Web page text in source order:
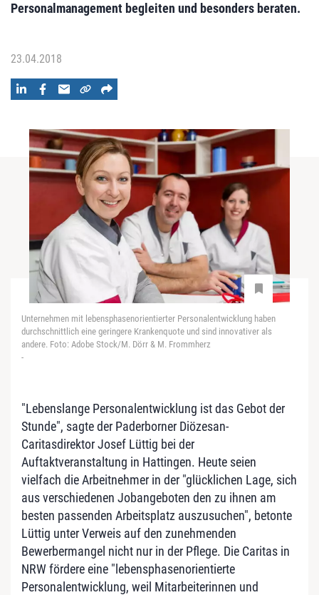
Personalmanagement begleiten und besonders beraten.
23.04.2018
Unternehmen mit lebensphasenorientierter Personalentwicklung haben
durchschnittlich eine geringere Krankenquote und sind innovativer als
andere. Foto: Adobe Stock/M. Dörr & M. Frommherz
-
"Lebenslange Personalentwicklung ist das Gebot der
Stunde", sagte der Paderborner Diözesan-
Caritasdirektor Josef Lüttig bei der
Auftaktveranstaltung in Hattingen. Heute seien
vielfach die Arbeitnehmer in der "glücklichen Lage, sich
aus verschiedenen Jobangeboten den zu ihnen am
besten passenden Arbeitsplatz auszusuchen", betonte
Lüttig unter Verweis auf den zunehmenden
Bewerbermangel nicht nur in der Pflege. Die Caritas in
NRW fördere eine "lebensphasenorientierte
Personalentwicklung, weil Mitarbeiterinnen und